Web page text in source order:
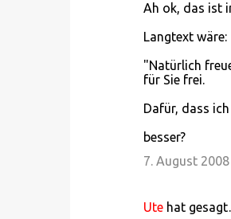
Ah ok, das ist
Langtext wäre:
"Natürlich
für Sie frei.
Dafür, dass
besser?
7. August
Utehat